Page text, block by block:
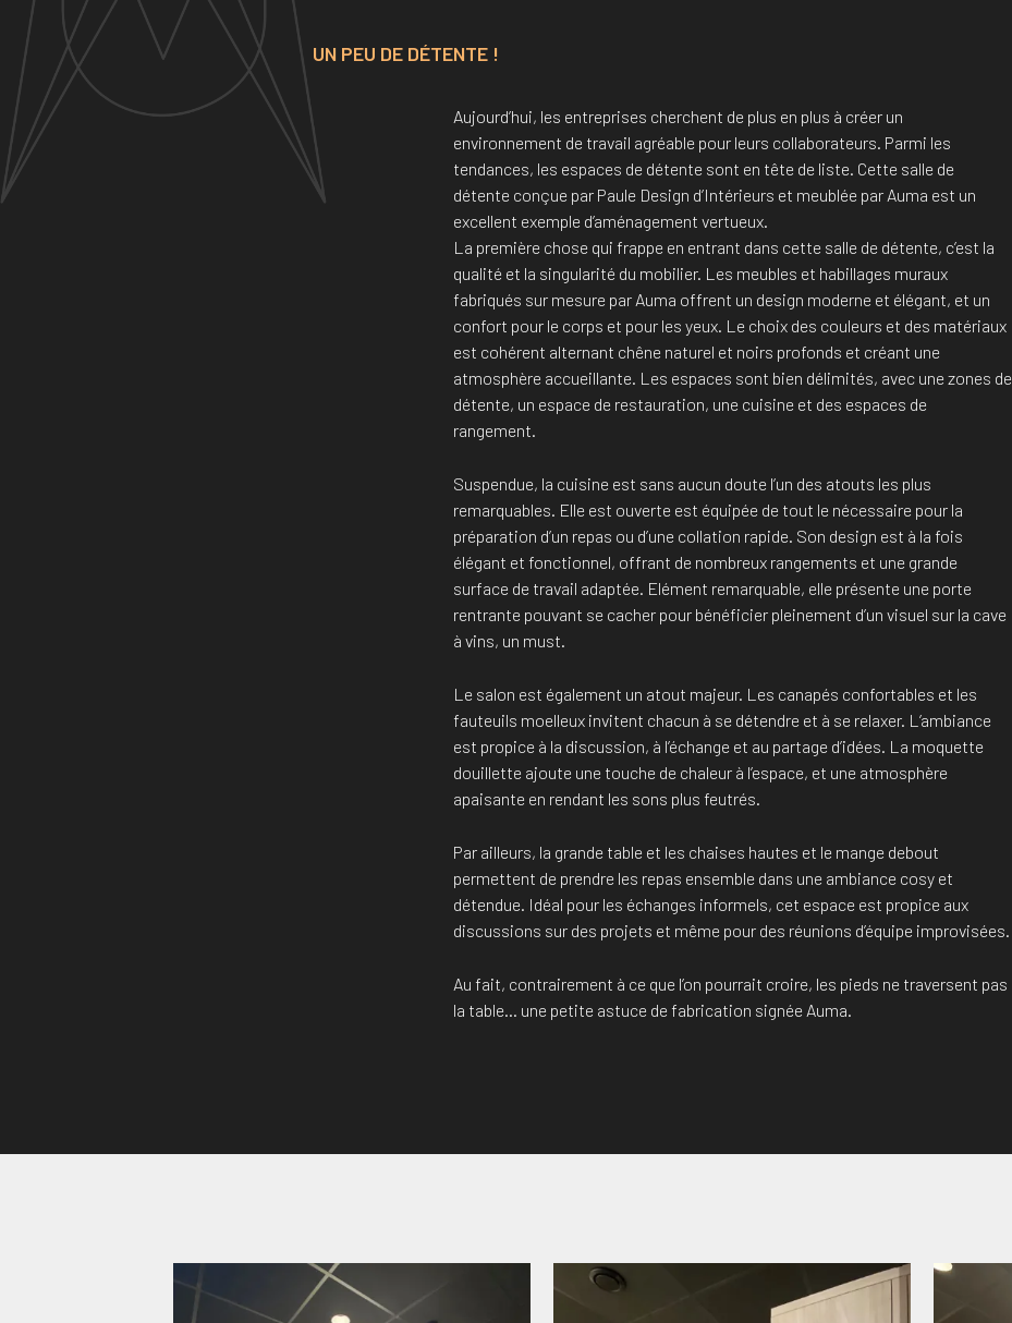
UN PEU DE DÉTENTE !
Aujourd’hui, les entreprises cherchent de plus en plus à créer un
environnement de travail agréable pour leurs collaborateurs. Parmi les
tendances, les espaces de détente sont en tête de liste. Cette salle de
détente conçue par Paule Design d’Intérieurs et meublée par Auma est un
excellent exemple d’aménagement vertueux.
La première chose qui frappe en entrant dans cette salle de détente, c’est la
qualité et la singularité du mobilier. Les meubles et habillages muraux
fabriqués sur mesure par Auma offrent un design moderne et élégant, et un
confort pour le corps et pour les yeux. Le choix des couleurs et des matériaux
est cohérent alternant chêne naturel et noirs profonds et créant une
atmosphère accueillante. Les espaces sont bien délimités, avec une zones de
détente, un espace de restauration, une cuisine et des espaces de
rangement.
Suspendue, la cuisine est sans aucun doute l’un des atouts les plus
remarquables. Elle est ouverte est équipée de tout le nécessaire pour la
préparation d’un repas ou d’une collation rapide. Son design est à la fois
élégant et fonctionnel, offrant de nombreux rangements et une grande
surface de travail adaptée. Elément remarquable, elle présente une porte
rentrante pouvant se cacher pour bénéficier pleinement d’un visuel sur la cave
à vins, un must.
Le salon est également un atout majeur. Les canapés confortables et les
fauteuils moelleux invitent chacun à se détendre et à se relaxer. L’ambiance
est propice à la discussion, à l’échange et au partage d’idées. La moquette
douillette ajoute une touche de chaleur à l’espace, et une atmosphère
apaisante en rendant les sons plus feutrés.
Par ailleurs, la grande table et les chaises hautes et le mange debout
permettent de prendre les repas ensemble dans une ambiance cosy et
détendue. Idéal pour les échanges informels, cet espace est propice aux
discussions sur des projets et même pour des réunions d’équipe improvisées.
Au fait, contrairement à ce que l’on pourrait croire, les pieds ne traversent pas
la table… une petite astuce de fabrication signée Auma.